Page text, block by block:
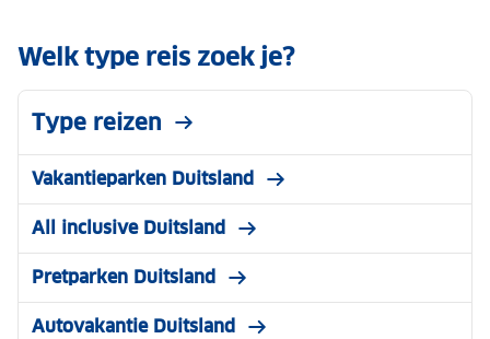
Welk type reis zoek je?
Type reizen
Vakantieparken Duitsland
All inclusive Duitsland
Pretparken Duitsland
Autovakantie Duitsland